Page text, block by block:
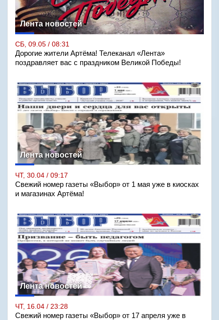
Лента новостей
СБ, 09.05 / 08:31
Дорогие жители Артёма! Телеканал «Лента»
поздравляет вас с праздником Великой Победы!
Лента новостей
ЧТ, 30.04 / 09:17
Свежий номер газеты «Выбор» от 1 мая уже в киосках
и магазинах Артёма!
Лента новостей
ЧТ, 16.04 / 23:28
Свежий номер газеты «Выбор» от 17 апреля уже в